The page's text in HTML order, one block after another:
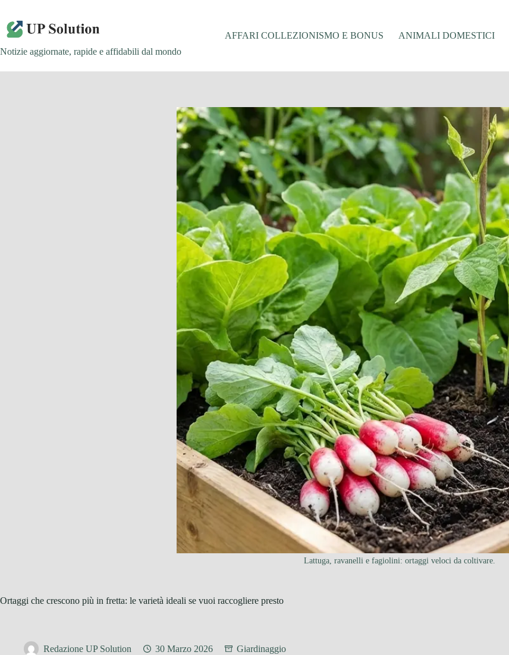
contenuto
Notizie aggiornate, rapide e affidabili dal mondo
AFFARI COLLEZIONISMO E BONUS ANIMALI DOMESTICI
Lattuga, ravanelli e fagiolini: ortaggi veloci da coltivare.
Ortaggi che crescono più in fretta: le varietà ideali se vuoi raccogliere presto
Redazione UP Solution 30 Marzo 2026 Giardinaggio